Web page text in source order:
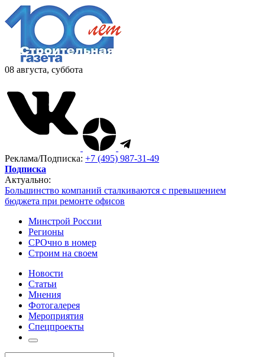
08 августа, суббота
Реклама/Подписка: +7 (495) 987-31-49
Подписка
Актуально:
Большинство компаний сталкиваются с превышением
бюджета при ремонте офисов
Минстрой России
Регионы
СРОчно в номер
Строим на своем
Новости
Статьи
Мнения
Фотогалерея
Мероприятия
Спецпроекты